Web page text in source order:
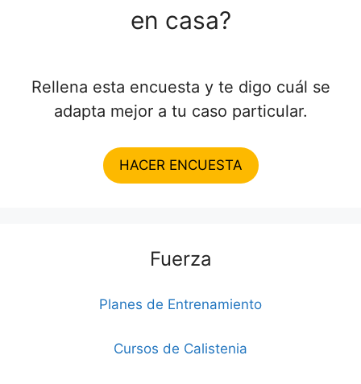
en casa?
Rellena esta encuesta y te digo cuál se
adapta mejor a tu caso particular.
HACER ENCUESTA
Fuerza
Planes de Entrenamiento
Cursos de Calistenia